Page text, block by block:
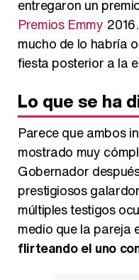
entregaron un
Premios Emmy
mucho de lo habría
fiesta posterior a la
Lo que se ha
Parece que ambos
mostrado muy
Gobernador
prestigiosos
múltiples testigos
medio que la pareja
flirteando el uno